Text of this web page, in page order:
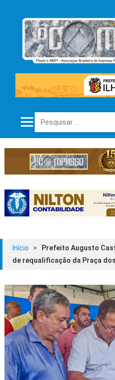
Pesquisar por:
Início >
Prefeito Augusto
de requalificação da Praça